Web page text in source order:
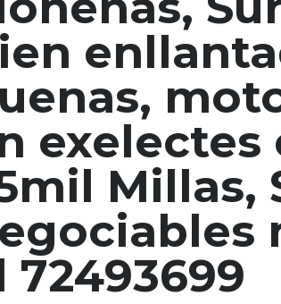
Millas,
72493699